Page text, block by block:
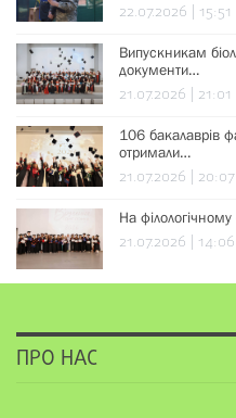
22.07.2026 | 15:51
Випускникам
документи…
21.07.2026 | 21:01
106 бакалаврів
отримали…
21.07.2026 | 20:07
На
21.07.2026 | 14:06
ПРО НАС